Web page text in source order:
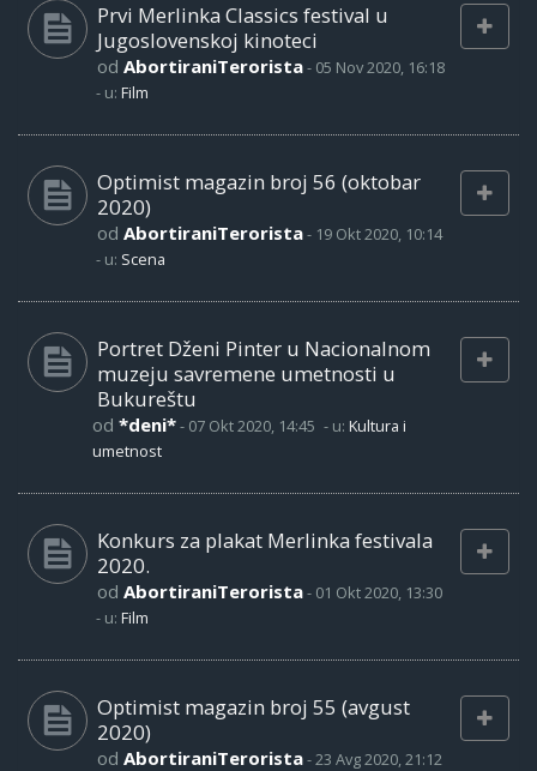
Prvi Merlinka Classics festival u
Jugoslovenskoj kinoteci
od AbortiraniTerorista- 05 Nov 2020, 16:18
- u: Film
Optimist magazin broj 56 (oktobar
2020)
od AbortiraniTerorista- 19 Okt 2020, 10:14
- u: Scena
Portret Dženi Pinter u Nacionalnom
muzeju savremene umetnosti u
Bukureštu
od *deni*- 07 Okt 2020, 14:45 - u: Kultura i
umetnost
Konkurs za plakat Merlinka festivala
2020.
od AbortiraniTerorista- 01 Okt 2020, 13:30
- u: Film
Optimist magazin broj 55 (avgust
2020)
od AbortiraniTerorista-23 Avg 2020, 21:12